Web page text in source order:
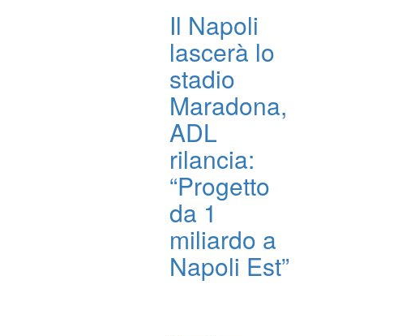
Il Napoli
lascerà lo
stadio
Maradona,
ADL
rilancia:
“Progetto
da 1
miliardo a
Napoli Est”